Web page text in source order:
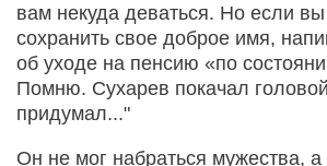
вам некуда деваться. Но если вы
сохранить свое доброе имя,
об уходе на пенсию «по
Помню. Сухарев покачал
придумал..."
Он не мог набраться мужества, а